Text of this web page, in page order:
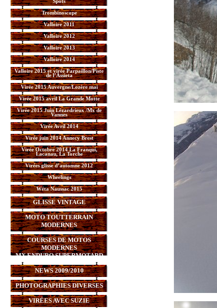
Trombinoscope
Valloire 2011
Valloire 2012
Valloire 2013
Valloire 2014
Valloire 2015 et virée Parpaillon/Piste
de l’Assieta
Virée 2015 Auvergne/Lozère mai
Virée 2015 avril La Grande Motte
Virée 2015 Juin Lézardrieux /Mx de
Vannes
Virée Avril 2014
Virée juin 2014 Annecy Brest
Virée Octobre 2014 La Franqui,
Lacanau, La Torche
Virées glisse d’automne 2012
Wheelings
Wéta Naussac 2015
GLISSE VINTAGE
MOTO TOUTTERRAIN
MODERNES
COURSES DE MOTOS
MODERNES
MX,ENDURO,SUPERMOTARD
NEWS 2009/2010
PHOTOGRAPHIES DIVERSES
VIRÉES AVEC SUZIE